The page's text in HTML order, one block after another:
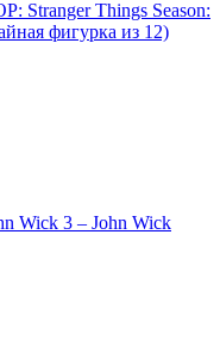
Stranger Things Season:
фигурка из 12)
Wick 3 – John Wick